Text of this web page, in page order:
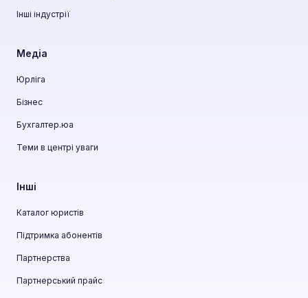
Інші індустрії
Медіа
Юрліга
Бізнес
Бухгалтер.юа
Теми в центрі уваги
Інші
Каталог юристів
Підтримка абонентів
Партнерства
Партнерський прайс